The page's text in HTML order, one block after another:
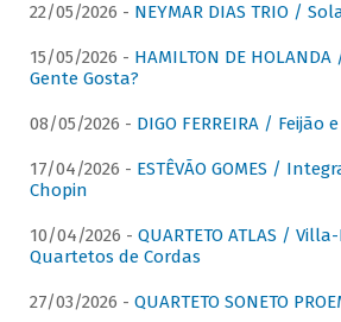
22/05/2026 - NEYMAR DIAS TRIO /
15/05/2026 - HAMILTON DE
Gente Gosta?
08/05/2026 - DIGO FERREIRA / Feijão
17/04/2026 - ESTÊVÃO GOMES /
Chopin
10/04/2026 - QUARTETO ATLAS /
Quartetos de Cordas
27/03/2026 - QUARTETO SONETO